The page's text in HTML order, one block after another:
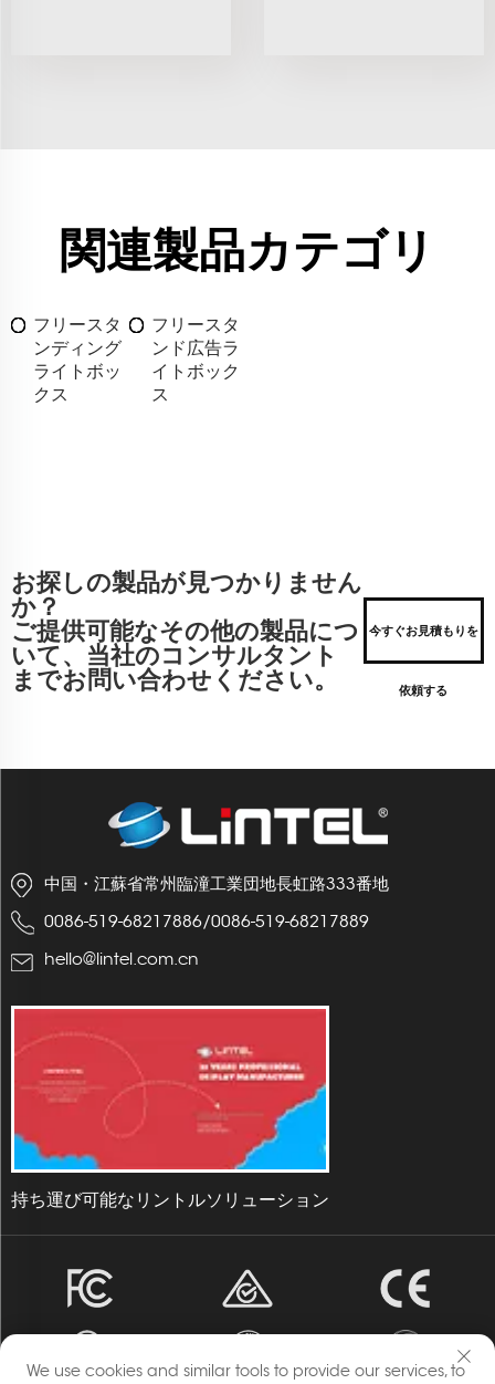
関連製品カテゴリ
フリースタ
ンディング
ライトボッ
クス
フリースタ
ンド広告ラ
イトボック
ス
お探しの製品が見つかりません
か？
ご提供可能なその他の製品につ
いて、当社のコンサルタント
までお問い合わせください。
今すぐお見積もりを
依頼する
中国・江蘇省常州臨潼工業団地長虹路333番地
0086-519-68217886/0086-519-68217889
hello@lintel.com.cn
持ち運び可能なリントルソリューション
We use cookies and similar tools to provide our services, to